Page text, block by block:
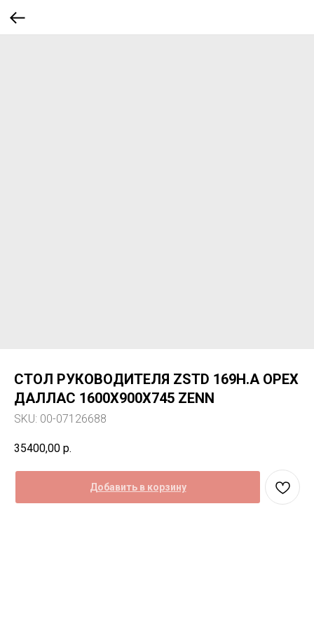
СТОЛ РУКОВОДИТЕЛЯ ZSTD 169H.A ОРЕХ
ДАЛЛАС 1600Х900Х745 ZENN
SKU: 00-07126688
35400,00 р.
Добавить в корзину